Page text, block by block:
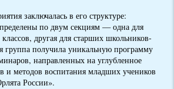
заключалась в его структуре:
по двум секциям — одна для
другая для старших школьников-
группа получила уникальную программу
направленных на углубленное
и методов воспитания младших учеников
России».